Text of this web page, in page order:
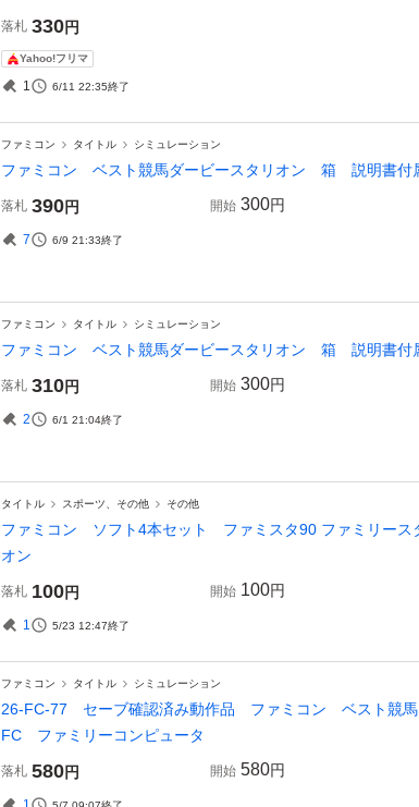
落札 330円
Yahoo!フリマ
1 6/11 22:35終了
ファミコン タイトル シミュレーション
ファミコン ベスト競馬ダービースタリオン 箱 説明書付
落札 390円 開始 300円
7 6/9 21:33終了
ファミコン タイトル シミュレーション
ファミコン ベスト競馬ダービースタリオン 箱 説明書付
落札 310円 開始 300円
2 6/1 21:04終了
タイトル スポーツ、その他 その他
ファミコン ソフト4本セット ファミスタ90 ファミリー
オン
落札 100円 開始 100円
1 5/23 12:47終了
ファミコン タイトル シミュレーション
26-FC-77 セーブ確認済み動作品 ファミコン ベスト競
FC ファミリーコンピュータ
落札 580円 開始 580円